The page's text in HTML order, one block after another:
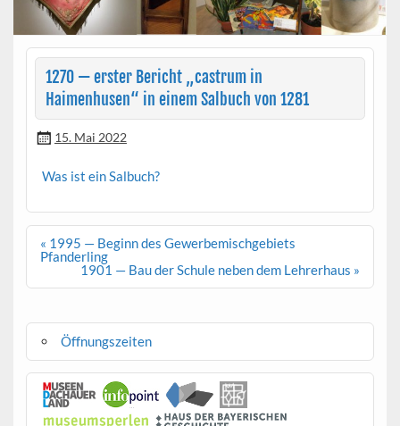
1270 — erster Bericht „castrum in
Haimenhusen“ in einem Salbuch von 1281
15. Mai 2022
Was ist ein Salbuch?
Beitragsnavigation
« 1995 — Beginn des Gewerbemischgebiets
Pfanderling
1901 — Bau der Schule neben dem Lehrerhaus »
Öffnungszeiten